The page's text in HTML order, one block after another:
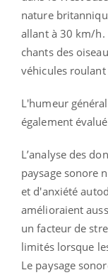
nature
allant à 30 km/h.
chants des
véhicules
L'humeur
également
L’analyse des
paysage sonore
et d'anxiété
amélioraient
un facteur de
limités lorsque
Le paysage